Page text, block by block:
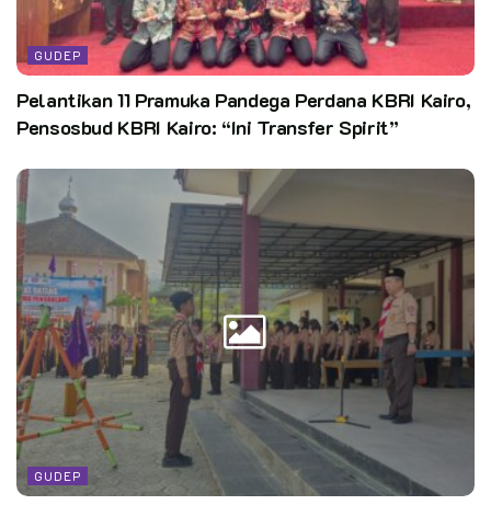
Editor:
CST
Kata Kunci:
gugusdepan Latihan Rutin
penggalang
GUDEP
Pelantikan 11 Pramuka Pandega Perdana KBRI Kairo,
Pensosbud KBRI Kairo: “Ini Transfer Spirit”
GUDEP